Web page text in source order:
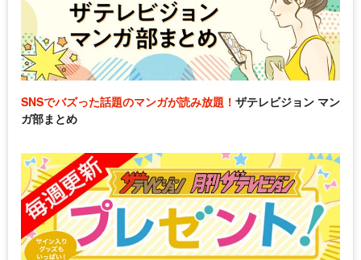
SNSでバズった話題のマンガが読み放題！ ザテレビジョン マン
ガ部まとめ